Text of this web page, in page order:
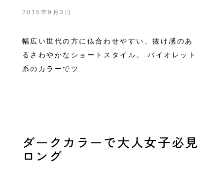
2015年9月3日
幅広い世代の方に似合わせやすい、抜け感のあ
るさわやかなショートスタイル。 バイオレット
系のカラーでツ
ダークカラーで大人女子必見
ロング